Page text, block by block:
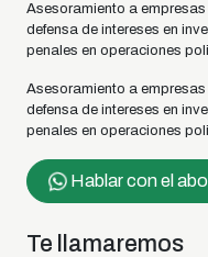
Asesoramiento a
defensa de intereses en
penales en operaciones
Asesoramiento a
defensa de intereses en
penales en operaciones
Hablar con el
Te llamaremos